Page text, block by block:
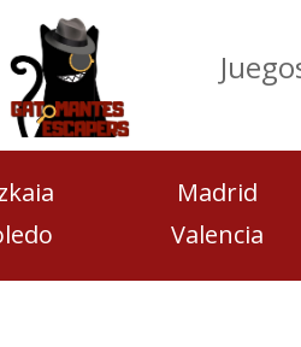
Madrid
Valencia